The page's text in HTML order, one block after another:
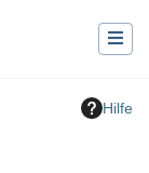
Hilfe